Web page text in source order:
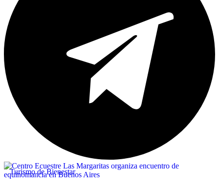
Turismo de Bienestar